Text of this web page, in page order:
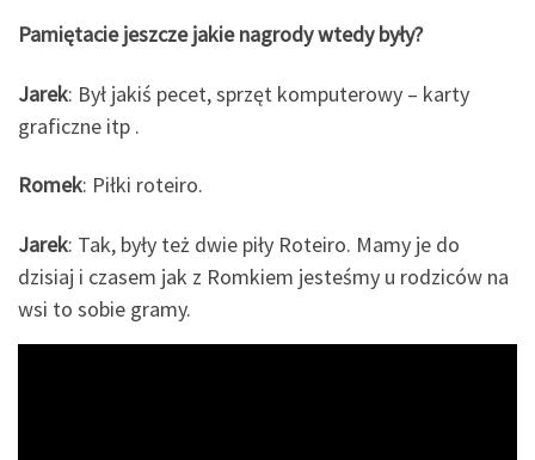
Pamiętacie jeszcze jakie nagrody wtedy były?
Jarek: Był jakiś pecet, sprzęt komputerowy – karty
graficzne itp .
Romek: Piłki roteiro.
Jarek: Tak, były też dwie piły Roteiro. Mamy je do
dzisiaj i czasem jak z Romkiem jesteśmy u rodziców na
wsi to sobie gramy.